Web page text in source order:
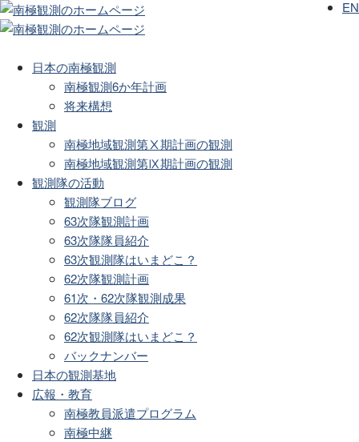
日本の南極観測
南極観測6か年計画
将来構想
観測
南極地域観測第Ⅹ期計画の観測
南極地域観測第Ⅸ期計画の観測
観測隊の活動
観測隊ブログ
63次隊観測計画
63次隊隊員紹介
63次観測隊はいまどこ？
62次隊観測計画
61次・62次隊観測成果
62次隊隊員紹介
62次観測隊はいまどこ？
バックナンバー
日本の観測基地
広報・教育
南極教員派遣プログラム
南極中継
EN